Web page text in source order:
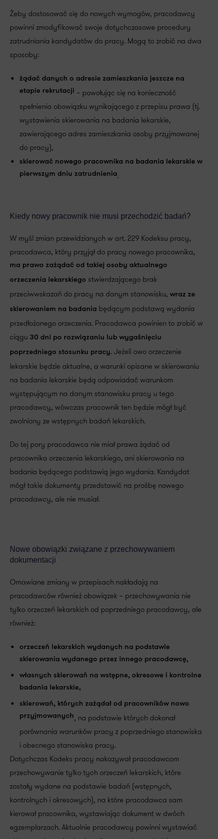
Żeby dostosować się do nowych wymogów, pracodawcy
powinni zmodyfikować swoje dotychczasowe procedury
zatrudniania kandydatów do pracy. Mogą to zrobić na dwa
sposoby:
żądać danych o adresie zamieszkania jeszcze na
etapie rekrutacji – powołując się na konieczność
spełnienia obowiązku wynikającego z przepisu prawa (tj.
wystawienia skierowania na badania lekarskie,
zawierającego adres zamieszkania osoby przyjmowanej
do pracy),
skierować nowego pracownika na badania lekarskie w
pierwszym dniu zatrudnienia.
Kiedy nowy pracownik nie musi przechodzić badań?
W myśl zmian przewidzianych w art. 229 Kodeksu pracy,
pracodawca, który przyjął do pracy nowego pracownika,
ma prawo zażądać od takiej osoby aktualnego
orzeczenia lekarskiego stwierdzającego brak
przeciwwskazań do pracy na danym stanowisku, wraz ze
skierowaniem na badania będącym podstawą wydania
przedłożonego orzeczenia. Pracodawca powinien to zrobić w
ciągu 30 dni po rozwiązaniu lub wygaśnięciu
poprzedniego stosunku pracy. Jeżeli owo orzeczenie
lekarskie będzie aktualne, a warunki opisane w skierowaniu
na badania lekarskie będą odpowiadać warunkom
występującym na danym stanowisku pracy u tego
pracodawcy, wówczas pracownik ten będzie mógł być
zwolniony ze wstępnych badań lekarskich.
Do tej pory pracodawca nie miał prawa żądać od
pracownika orzeczenia lekarskiego, ani skierowania na
badania będącego podstawią jego wydania. Kandydat
mógł takie dokumenty przedstawić na prośbę nowego
pracodawcy, ale nie musiał.
Nowe obowiązki związane z przechowywaniem
dokumentacji
Omawiane zmiany w przepisach nakładają na
pracodawców również obowiązek – przechowywania nie
tylko orzeczeń lekarskich od poprzedniego pracodawcy, ale
również:
orzeczeń lekarskich wydanych na podstawie
skierowania wydanego przez innego pracodawcę,
własnych skierowań na wstępne, okresowe i kontrolne
badania lekarskie,
skierowań, których zażądał od pracowników nowo
przyjmowanych, na podstawie których dokonał
porównania warunków pracy z poprzedniego stanowiska
i obecnego stanowiska pracy.
Dotychczas Kodeks pracy nakazywał pracodawcom
przechowywanie tylko tych orzeczeń lekarskich, które
zostały wydane na podstawie badań (wstępnych,
kontrolnych i okresowych), na które pracodawca sam
kierował pracownika, wystawiając dokument w dwóch
egzemplarzach. Aktualnie pracodawcy powinni wystawiać